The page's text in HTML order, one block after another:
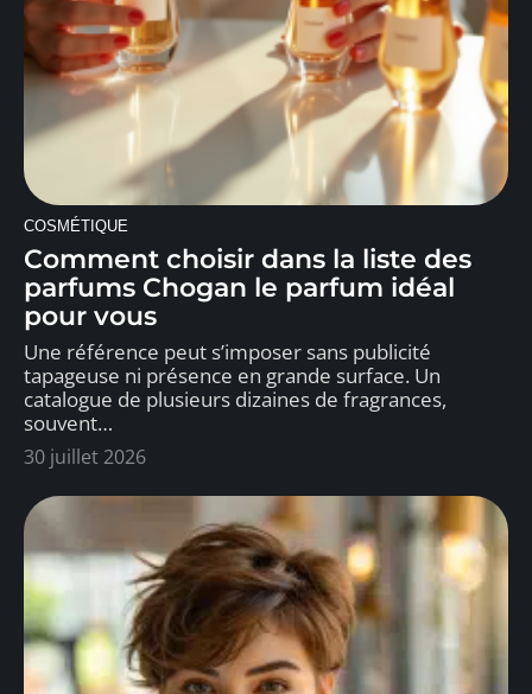
COSMÉTIQUE
Comment choisir dans la liste des
parfums Chogan le parfum idéal
pour vous
Une référence peut s’imposer sans publicité
tapageuse ni présence en grande surface. Un
catalogue de plusieurs dizaines de fragrances,
souvent…
30 juillet 2026